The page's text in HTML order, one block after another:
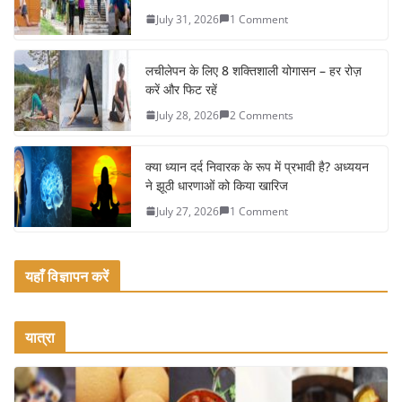
b
o
o
k
July 31, 2026 1 Comment
लचीलेपन के लिए 8 शक्तिशाली योगासन – हर रोज़
करें और फिट रहें
July 28, 2026 2 Comments
क्या ध्यान दर्द निवारक के रूप में प्रभावी है? अध्ययन
ने झूठी धारणाओं को किया खारिज
July 27, 2026 1 Comment
यहाँ विज्ञापन करें
यात्रा